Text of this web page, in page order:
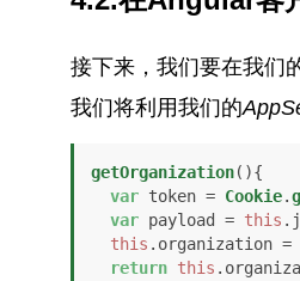
接下来，我们要在我们
我们将利用我们的
getOrganization( ){
var token = Cookie.
var payload = this .
this . organization =
return this .